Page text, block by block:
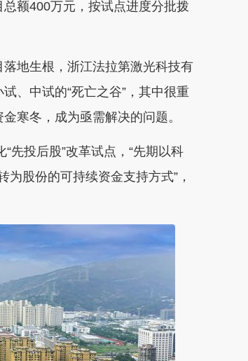
额400万元，按试点进度分批拨
地生根，浙江法拉第激光科技有
、中试的“死亡之谷”，其中很重
寒冬，成为亟需解决的问题。
投后股”改革试点，“先期以科
为股份的可持续资金支持方式”，